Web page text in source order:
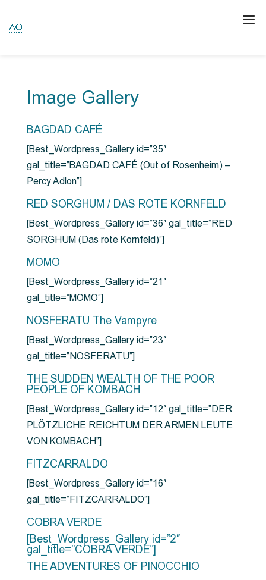
Image Gallery
BAGDAD CAFÉ
[Best_Wordpress_Gallery id=”35″
gal_title=”BAGDAD CAFÉ (Out of Rosenheim) –
Percy Adlon”]
RED SORGHUM / DAS ROTE KORNFELD
[Best_Wordpress_Gallery id=”36″ gal_title=”RED
SORGHUM (Das rote Kornfeld)”]
MOMO
[Best_Wordpress_Gallery id=”21″
gal_title=”MOMO”]
NOSFERATU The Vampyre
[Best_Wordpress_Gallery id=”23″
gal_title=”NOSFERATU”]
THE SUDDEN WEALTH OF THE POOR
PEOPLE OF KOMBACH
[Best_Wordpress_Gallery id=”12″ gal_title=”DER
PLÖTZLICHE REICHTUM DER ARMEN LEUTE
VON KOMBACH”]
FITZCARRALDO
[Best_Wordpress_Gallery id=”16″
gal_title=”FITZCARRALDO”]
COBRA VERDE
[Best_Wordpress_Gallery id=”2″
gal_title=”COBRA VERDE”]
THE ADVENTURES OF PINOCCHIO